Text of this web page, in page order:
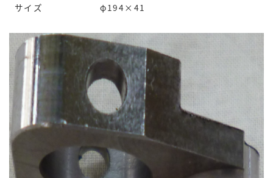
サイズ
φ194×41